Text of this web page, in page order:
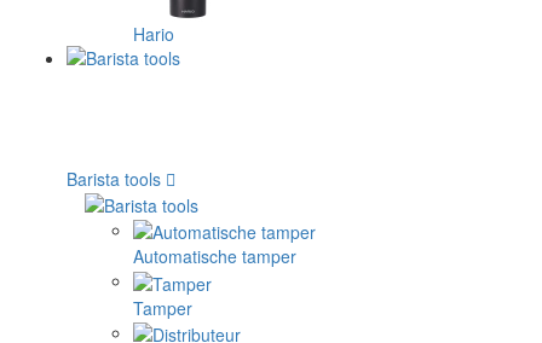
Hario
Barista tools
Automatische tamper
Tamper